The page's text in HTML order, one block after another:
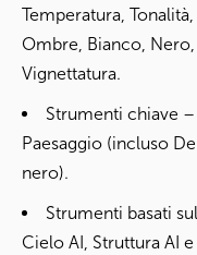
Temperatura,
Ombre, Bianco,
Vignettatura.
Strumenti chiave
Paesaggio (incluso
nero).
Strumenti basati
Cielo AI, Struttura AI